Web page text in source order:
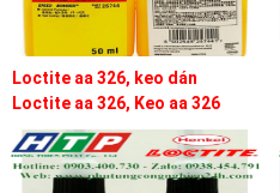
Loctite aa 326, keo dán
Loctite aa 326, Keo aa 326